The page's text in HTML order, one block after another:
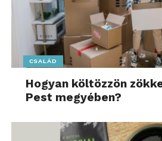
CSALÁD
Hogyan költözzön
Pest megyében?